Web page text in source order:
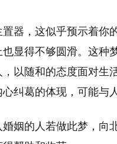
置器，这似乎预示着你
也显得不够圆滑。这种
以随和的态度面对生
纠葛的体现，可能与
婚姻的人若做此梦，向